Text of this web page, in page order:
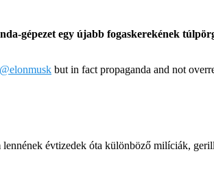
gépezet egy újabb fogaskerekének
@elonmusk but in fact propaganda and not
lennének évtizedek óta különböző milíciák,